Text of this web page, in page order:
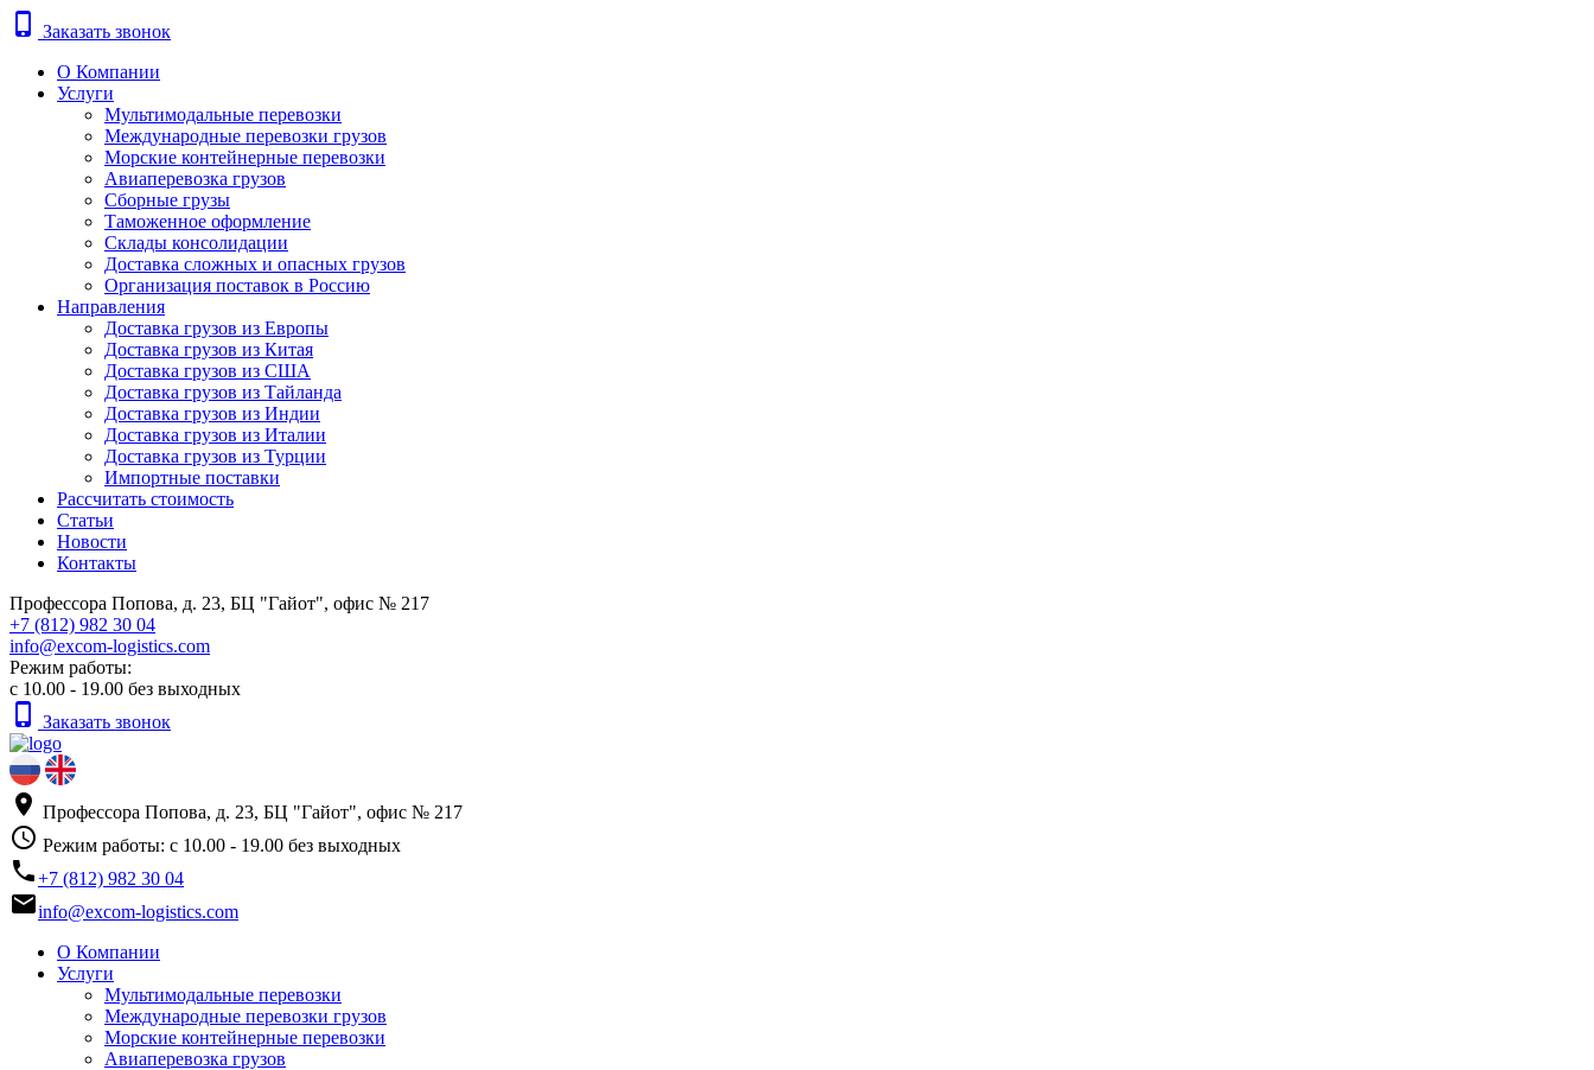
phone_iphone
Заказать звонок
О Компании
Услуги
Мультимодальные перевозки
Международные перевозки грузов
Морские контейнерные перевозки
Авиаперевозка грузов
Сборные грузы
Таможенное оформление
Склады консолидации
Доставка сложных и опасных грузов
Организация поставок в Россию
Направления
Доставка грузов из Европы
Доставка грузов из Китая
Доставка грузов из США
Доставка грузов из Тайланда
Доставка грузов из Индии
Доставка грузов из Италии
Доставка грузов из Турции
Импортные поставки
Рассчитать стоимость
Статьи
Новости
Контакты
Профессора Попова, д. 23, БЦ "Гайот", офис № 217
+7 (812) 982 30 04
info@excom-logistics.com
Режим работы:
с 10.00 - 19.00 без выходных
phone_iphone Заказать звонок
place Профессора Попова, д. 23, БЦ "Гайот", офис № 217
access_time Режим работы: с 10.00 - 19.00 без выходных
phone+7 (812) 982 30 04
emailinfo@excom-logistics.com
О Компании
Услуги
Мультимодальные перевозки
Международные перевозки грузов
Морские контейнерные перевозки
Авиаперевозка грузов